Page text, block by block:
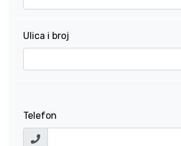
Ulica i broj
Telefon